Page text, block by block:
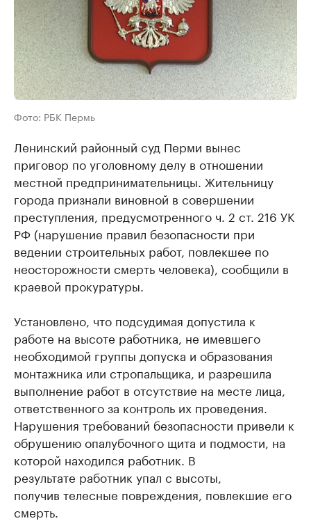
Фото: РБК Пермь
Ленинский районный суд Перми вынес
приговор по уголовному делу в отношении
местной предпринимательницы. Жительницу
города признали виновной в совершении
преступления, предусмотренного ч. 2 ст. 216 УК
РФ (нарушение правил безопасности при
ведении строительных работ, повлекшее по
неосторожности смерть человека), сообщили в
краевой прокуратуры.
Установлено, что подсудимая допустила к
работе на высоте работника, не имевшего
необходимой группы допуска и образования
монтажника или стропальщика, и разрешила
выполнение работ в отсутствие на месте лица,
ответственного за контроль их проведения.
Нарушения требований безопасности привели к
обрушению опалубочного щита и подмости, на
которой находился работник. В
результате работник упал с высоты,
получив телесные повреждения, повлекшие его
смерть.